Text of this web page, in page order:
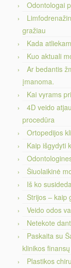
Odontologai
gražiau
Kada
Kuo aktuali
Ar bedantis
įmanoma.
Kai vyrams
4D veido
procedūra
Ortopedijos
Kaip išgydyti
Šiuolaikinė
Iš ko
Strijos – kaip
Veido odos
Netekote
Paskaita su
klinikos
Plastikos